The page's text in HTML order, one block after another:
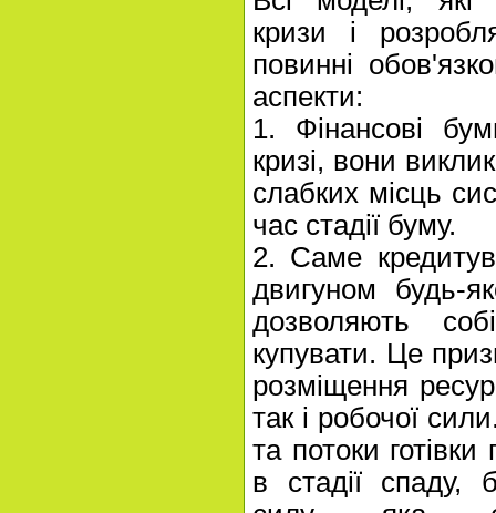
кризи і
повинні
аспекти:
1. Фінансові
кризі, вони
слабких місць
час стадії буму.
2. Саме
двигуном будь-
дозволяють
купувати. Це
розміщення
так і робочої
та потоки
в стадії спаду,